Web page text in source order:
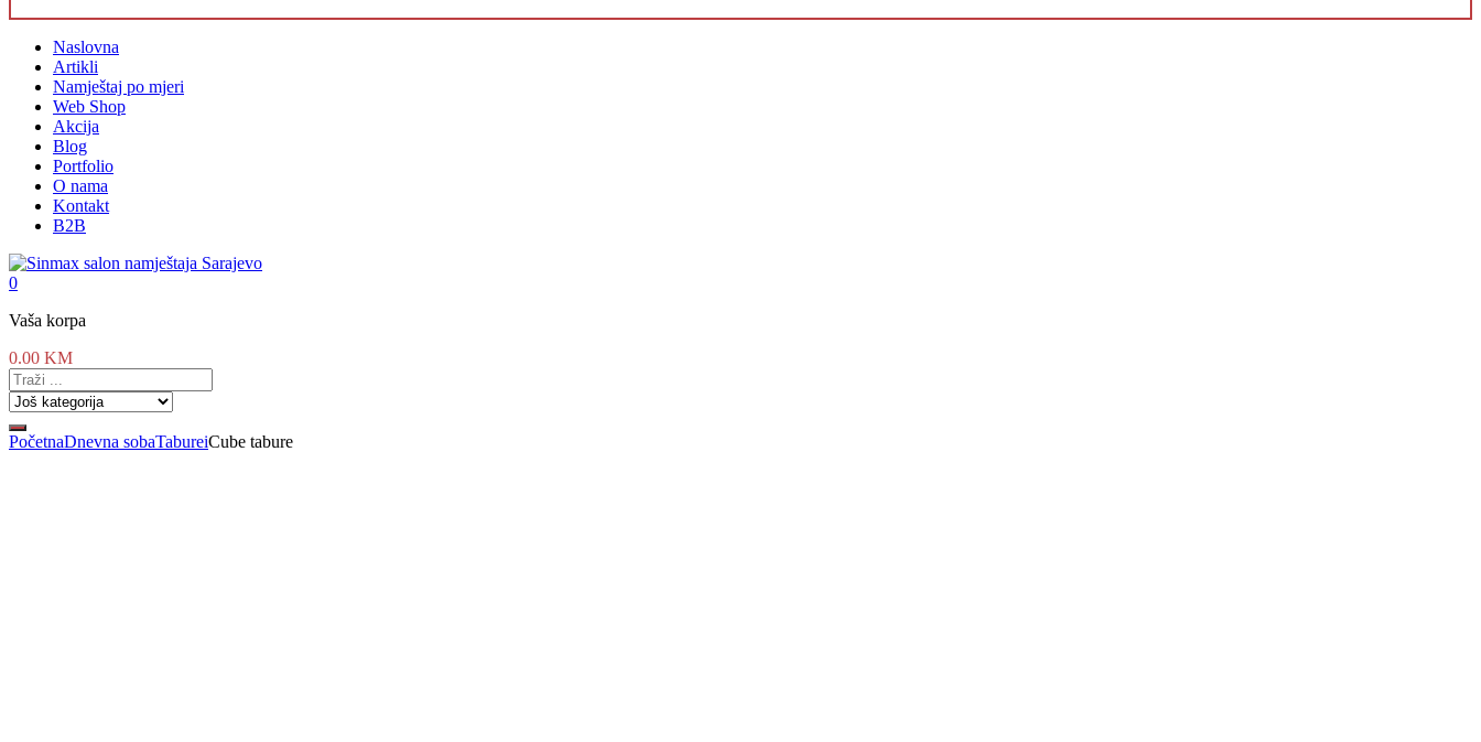
Naslovna
Artikli
Namještaj po mjeri
Web Shop
Akcija
Blog
Portfolio
O nama
Kontakt
B2B
0
Vaša korpa
0.00 KM
PočetnaDnevna sobaTabureiCube tabure